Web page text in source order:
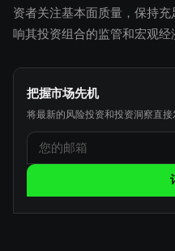
资者关注基本面质量，保持
响其投资组合的监管和宏观经
把握市场先机
将最新的风险投资和投资洞察直接